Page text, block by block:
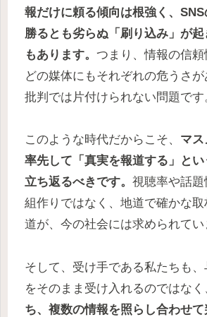
報だけに頼る傾向は根強く、
勝るとも劣らぬ「刷り込み」が
もあります。 つまり、情報の信頼
どの媒体にもそれぞれの危うさ
批判では片付けられない問題です
このような時代だからこそ、 マ
率先して「真実を報道する」と
立ち返るべきです。 視聴率や話
組作りではなく、地道で確かな
道が、今の社会には求められてい
そして、受け手である私たちも
をそのまま受け入れるのではなく
ち、複数の情報を照らし合わせ